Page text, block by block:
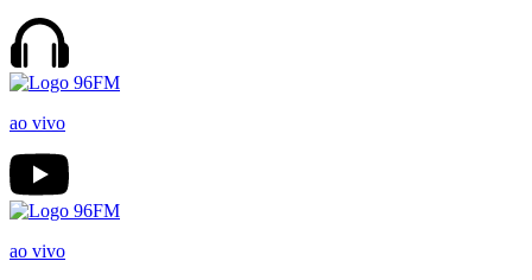
ao vivo
ao vivo